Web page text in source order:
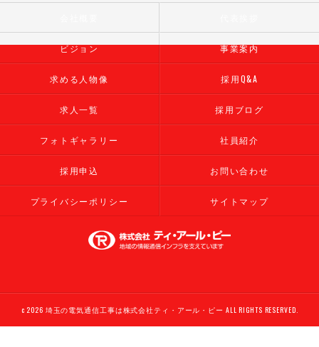
ビジョン 事業案内
求める人物像 採用Q&A
求人一覧 採用ブログ
フォトギャラリー 社員紹介
採用申込 お問い合わせ
プライバシーポリシー サイトマップ
c 2026 埼玉の電気通信工事は株式会社ティ・アール・ピー ALL RIGHTS RESERVED.